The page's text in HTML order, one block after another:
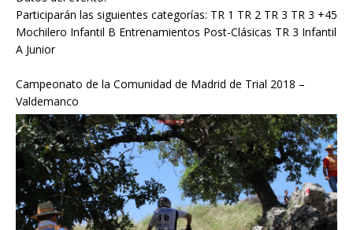
Participarán las siguientes categorías: TR 1 TR 2 TR 3 TR 3 +45
Mochilero Infantil B Entrenamientos Post-Clásicas TR 3 Infantil
A Junior
Campeonato de la Comunidad de Madrid de Trial 2018 –
Valdemanco